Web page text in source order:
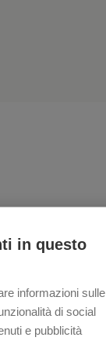
in questo
informazioni sulle
di social
e pubblicità